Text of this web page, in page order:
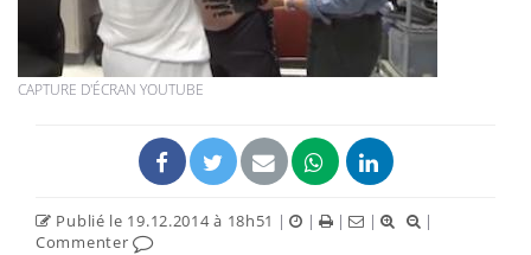
CAPTURE D'ÉCRAN YOUTUBE
Publié le 19.12.2014 à 18h51 | | | |
|
Commenter